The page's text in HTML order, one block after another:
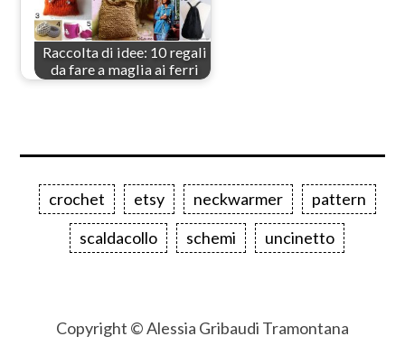
Raccolta di idee: 10 regali
da fare a maglia ai ferri
crochet etsy neckwarmer
pattern
scaldacollo
schemi uncinetto
Copyright © Alessia Gribaudi Tramontana